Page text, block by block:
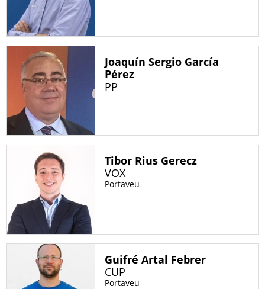
Joaquín Sergio García
Pérez
PP
Tibor Rius Gerecz
VOX
Portaveu
Guifré Artal Febrer
CUP
Portaveu